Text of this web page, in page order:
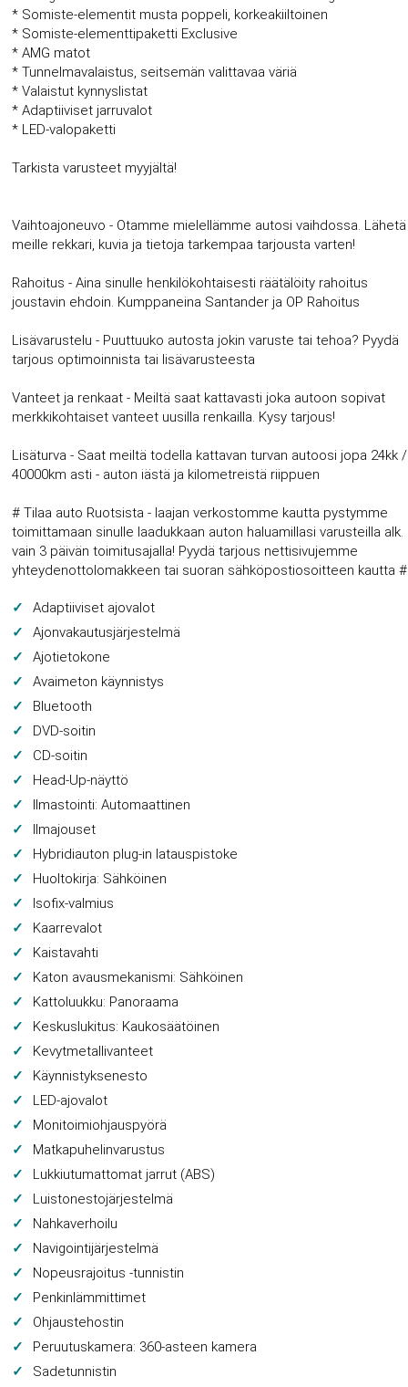
* Somiste-elementit musta poppeli, korkeakiiltoinen
* Somiste-elementtipaketti Exclusive
* AMG matot
* Tunnelmavalaistus, seitsemän valittavaa väriä
* Valaistut kynnyslistat
* Adaptiiviset jarruvalot
* LED-valopaketti
Tarkista varusteet myyjältä!
Vaihtoajoneuvo - Otamme mielellämme autosi vaihdossa. Lähetä
meille rekkari, kuvia ja tietoja tarkempaa tarjousta varten!
Rahoitus - Aina sinulle henkilökohtaisesti räätälöity rahoitus
joustavin ehdoin. Kumppaneina Santander ja OP Rahoitus
Lisävarustelu - Puuttuuko autosta jokin varuste tai tehoa? Pyydä
tarjous optimoinnista tai lisävarusteesta
Vanteet ja renkaat - Meiltä saat kattavasti joka autoon sopivat
merkkikohtaiset vanteet uusilla renkailla. Kysy tarjous!
Lisäturva - Saat meiltä todella kattavan turvan autoosi jopa 24kk /
40000km asti - auton iästä ja kilometreistä riippuen
# Tilaa auto Ruotsista - laajan verkostomme kautta pystymme
toimittamaan sinulle laadukkaan auton haluamillasi varusteilla alk.
vain 3 päivän toimitusajalla! Pyydä tarjous nettisivujemme
yhteydenottolomakkeen tai suoran sähköpostiosoitteen kautta #
Adaptiiviset ajovalot
Ajonvakautusjärjestelmä
Ajotietokone
Avaimeton käynnistys
Bluetooth
DVD-soitin
CD-soitin
Head-Up-näyttö
Ilmastointi: Automaattinen
Ilmajouset
Hybridiauton plug-in latauspistoke
Huoltokirja: Sähköinen
Isofix-valmius
Kaarrevalot
Kaistavahti
Katon avausmekanismi: Sähköinen
Kattoluukku: Panoraama
Keskuslukitus: Kaukosäätöinen
Kevytmetallivanteet
Käynnistyksenesto
LED-ajovalot
Monitoimiohjauspyörä
Matkapuhelinvarustus
Lukkiutumattomat jarrut (ABS)
Luistonestojärjestelmä
Nahkaverhoilu
Navigointijärjestelmä
Nopeusrajoitus -tunnistin
Penkinlämmittimet
Ohjaustehostin
Peruutuskamera: 360-asteen kamera
Sadetunnistin